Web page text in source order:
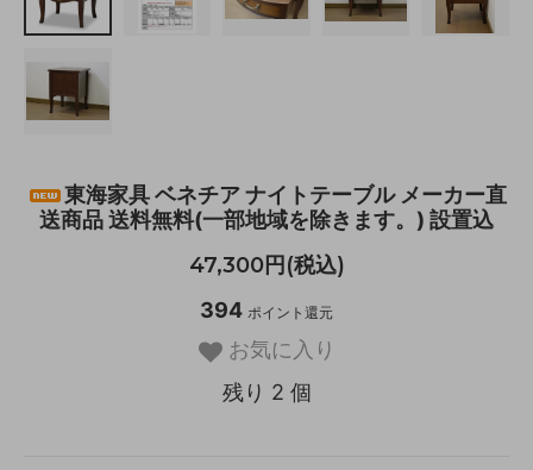
東海家具 ベネチア ナイトテーブル メーカー直
送商品 送料無料(一部地域を除きます。) 設置込
47,300円(税込)
394 ポイント還元
お気に入り
残り 2 個